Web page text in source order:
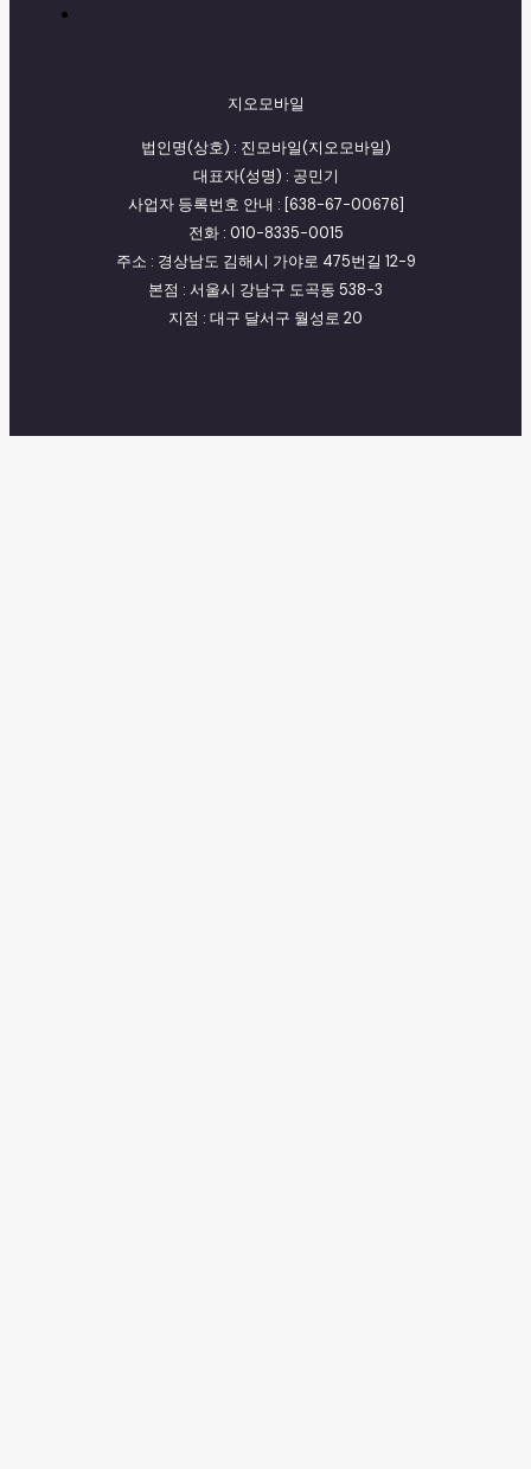
지오모바일
법인명(상호) : 진모바일(지오모바일)
대표자(성명) : 공민기
사업자 등록번호 안내 : [638-67-00676]
전화 : 010-8335-0015
주소 : 경상남도 김해시 가야로 475번길 12-9
본점 : 서울시 강남구 도곡동 538-3
지점 : 대구 달서구 월성로 20